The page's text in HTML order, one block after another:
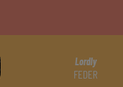
Lordly
FEDER